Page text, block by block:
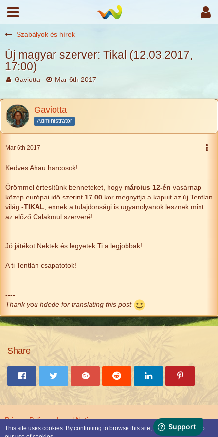
Szabályok és hírek
Új magyar szerver: Tikal (12.03.2017,
17:00)
Gaviotta Mar 6th 2017
Gaviotta
Administrator
Mar 6th 2017
Kedves Ahau harcosok!
Örömmel értesítünk benneteket, hogy március 12-én vasárnap
közép európai idő szerint 17.00 kor megnyitja a kapuit az új Tentlan
világ -TIKAL , ennek a tulajdonsági is ugyanolyanok lesznek mint
az előző Calakmul szerveré!
Jó játékot Nektek és legyetek Ti a legjobbak!
A ti Tentlán csapatotok!
----
Thank you hdede for translating this post
Share
Privacy Policy Legal Notice
This site uses cookies. By continuing to browse this site, you are agreeing to